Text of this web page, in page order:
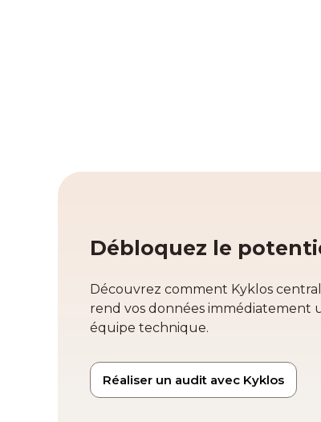
Débloquez le
Découvrez comment Kyklos
rend vos données immédiatement
équipe technique.
Réaliser un audit avec Kyklos